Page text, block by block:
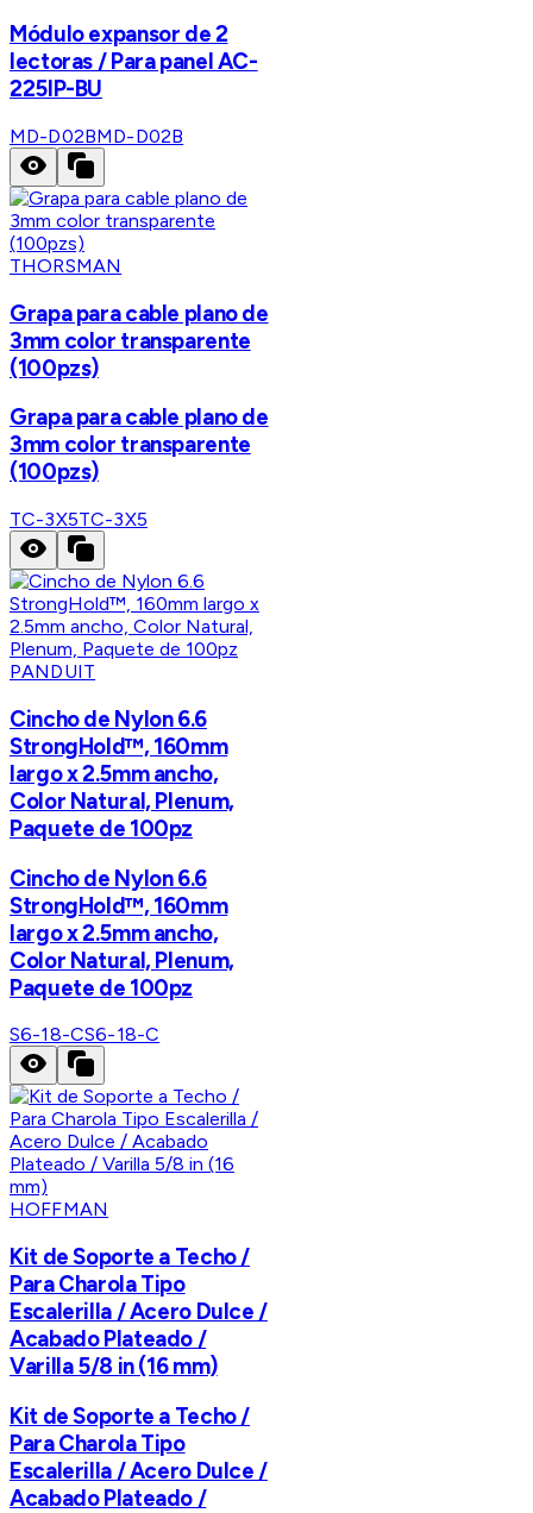
Módulo expansor de 2
lectoras / Para panel AC-
225IP-BU
MD-D02BMD-D02B
THORSMAN
Grapa para cable plano de
3mm color transparente
(100pzs)
Grapa para cable plano de
3mm color transparente
(100pzs)
TC-3X5TC-3X5
PANDUIT
Cincho de Nylon 6.6
StrongHold™, 160mm
largo x 2.5mm ancho,
Color Natural, Plenum,
Paquete de 100pz
Cincho de Nylon 6.6
StrongHold™, 160mm
largo x 2.5mm ancho,
Color Natural, Plenum,
Paquete de 100pz
S6-18-CS6-18-C
HOFFMAN
Kit de Soporte a Techo /
Para Charola Tipo
Escalerilla / Acero Dulce /
Acabado Plateado /
Varilla 5/8 in (16 mm)
Kit de Soporte a Techo /
Para Charola Tipo
Escalerilla / Acero Dulce /
Acabado Plateado /